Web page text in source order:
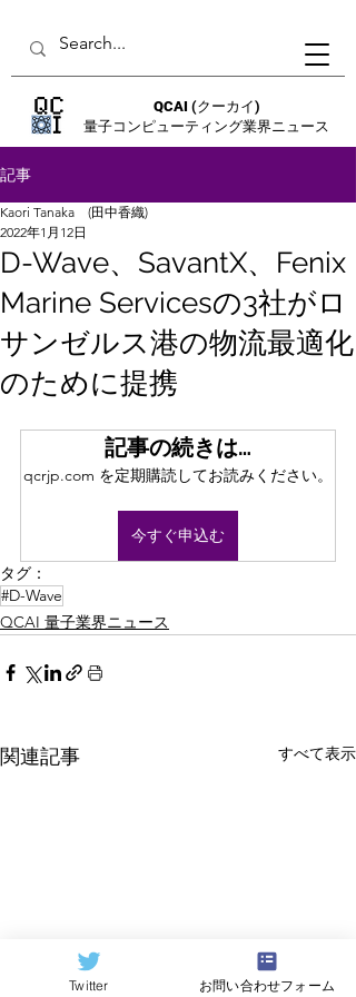
QCAI (クーカイ)
量子コンピューティング業界ニュース
記事
D-Wave、SavantX、Fenix
Marine Servicesの3社がロ
サンゼルス港の物流最適化
のために提携
Kaori Tanaka (田中香織)
2022年1月12日
記事の続きは…
qcrjp.com を定期購読してお読みください。
今すぐ申込む
タグ：
#D-Wave
QCAI 量子業界ニュース
関連記事 すべて表示
Twitter お問い合わせフォーム